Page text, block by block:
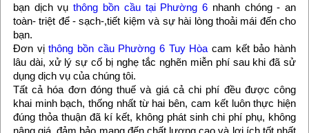
bạn dịch vụthông bồn cầu tại Phường 6 nhanh chóng - an
toàn- triệt để - sạch-,tiết kiệm và sự hài lòng thoải mái đến cho
bạn.
Đơn vịthông bồn cầu Phường 6 Tuy Hòa cam kết bảo hành
lâu dài, xử lý sự cố bị nghẹ tắc nghẽn miễn phí sau khi đã sử
dụng dịch vụ của chúng tôi.
Tất cả hóa đơn đóng thuế và giá cả chi phí đều được công
khai minh bạch, thống nhất từ hai bên, cam kết luôn thực hiện
đúng thỏa thuận đã kí kết, không phát sinh chi phí phụ, không
nâng giá, đảm bảo mang đến chất lượng cao và lợi ích tốt nhất